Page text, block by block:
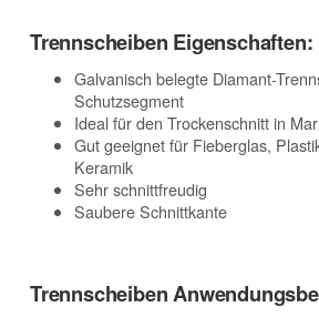
Trennscheiben Eigenschaften:
Galvanisch belegte Diamant-
Schutzsegment
Ideal für den Trockenschnitt in
Gut geeignet für Fieberglas,
Keramik
Sehr schnittfreudig
Saubere Schnittkante
Trennscheiben